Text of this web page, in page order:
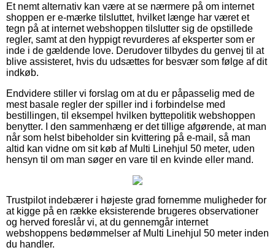
Et nemt alternativ kan være at se nærmere på om internet
shoppen er e-mærke tilsluttet, hvilket længe har været et
tegn på at internet webshoppen tilslutter sig de opstillede
regler, samt at den hyppigt revurderes af eksperter som er
inde i de gældende love. Derudover tilbydes du genvej til at
blive assisteret, hvis du udsættes for besvær som følge af dit
indkøb.
Endvidere stiller vi forslag om at du er påpasselig med de
mest basale regler der spiller ind i forbindelse med
bestillingen, til eksempel hvilken byttepolitik webshoppen
benytter. I den sammenhæng er det tillige afgørende, at man
når som helst bibeholder sin kvittering på e-mail, så man
altid kan vidne om sit køb af Multi Linehjul 50 meter, uden
hensyn til om man søger en vare til en kvinde eller mand.
Trustpilot indebærer i højeste grad fornemme muligheder for
at kigge på en række eksisterende brugeres observationer
og herved foreslår vi, at du gennemgår internet
webshoppens bedømmelser af Multi Linehjul 50 meter inden
du handler.